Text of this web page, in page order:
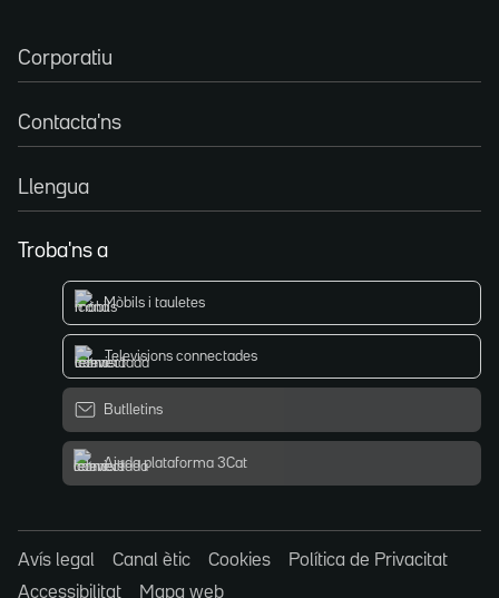
Corporatiu
Contacta'ns
Llengua
Troba'ns a
Mòbils i tauletes
Televisions connectades
Butlletins
Ajuda plataforma 3Cat
Avís legal Canal ètic Cookies
Política de Privacitat
Accessibilitat
Mapa web